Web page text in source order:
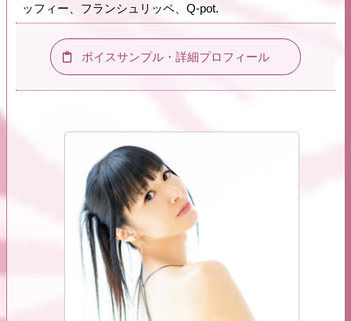
ッフィー、フランシュリッペ、Q-pot.
ボイスサンプル・詳細プロフィール